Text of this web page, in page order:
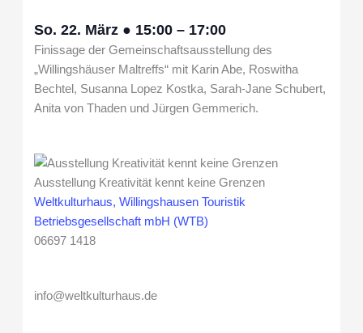
So. 22. März ● 15:00– 17:00
Finissage der Gemeinschaftsausstellung des
„Willingshäuser Maltreffs“ mit Karin Abe, Roswitha
Bechtel, Susanna Lopez Kostka, Sarah-Jane Schubert,
Anita von Thaden und Jürgen Gemmerich.
Ausstellung Kreativität kennt keine Grenzen
Weltkulturhaus, Willingshausen Touristik
Betriebsgesellschaft mbH (WTB)
06697 1418
info@weltkulturhaus.de